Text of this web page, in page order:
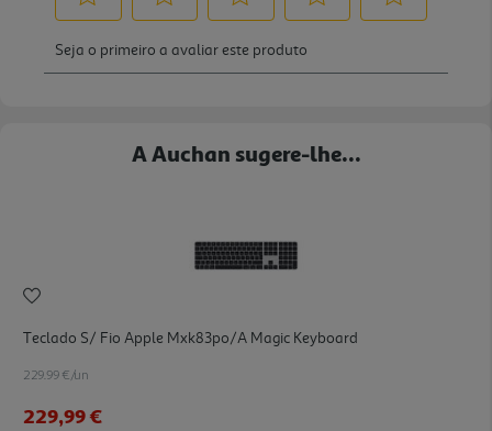
A Auchan sugere-lhe...
Teclado S/ Fio Apple Mxk83po/a Magic Keyboard
229.99 €/un
229,99 €